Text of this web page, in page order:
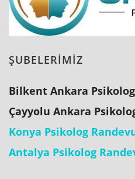
ŞUBELERİMİZ
Bilkent Ankara
Çayyolu Ankara
Konya Psikolog
Antalya Psikolog